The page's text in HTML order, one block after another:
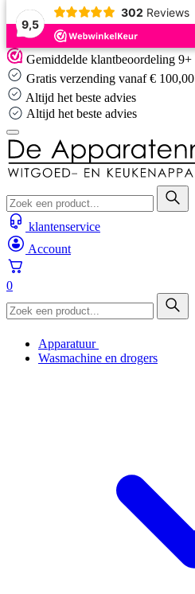
9,5
302 Reviews
Skip
to
content
Gemiddelde klantbeoordeling 9+
Gratis verzending vanaf € 100,00
Altijd het beste advies
Altijd het beste advies
klantenservice
Account
0
Apparatuur
Wasmachine en drogers